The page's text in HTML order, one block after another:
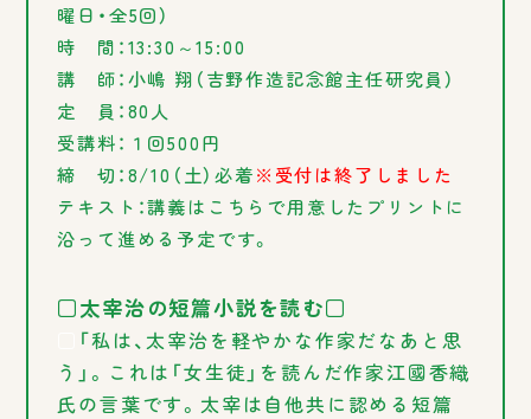
曜日・全5回）
時 間：13:30～15:00
講 師：小嶋 翔（吉野作造記念館主任研究員）
定 員：80人
受講料：１回500円
締 切：8/10（土）必着※受付は終了しました
テキスト：講義はこちらで用意したプリントに
沿って進める予定です。
□太宰治の短篇小説を読む□
「私は、太宰治を軽やかな作家だなあと思
う」。これは「女生徒」を読んだ作家江國香織
氏の言葉です。太宰は自他共に認める短篇